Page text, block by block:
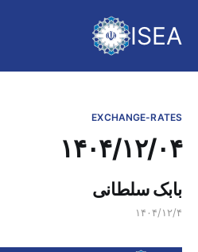
ISEA
EXCHANGE-RATES
۱۴۰۴/۱۲/۰۴
بابک سلطانی
۱۴۰۴/۱۲/۴